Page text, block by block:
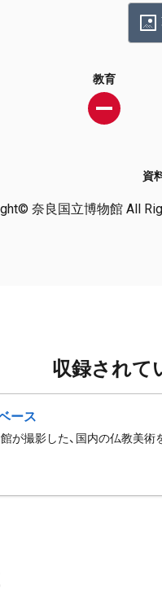
教育
資
奈良国立博物館 All
収録されて
ース
が撮影した、国内の仏教美術